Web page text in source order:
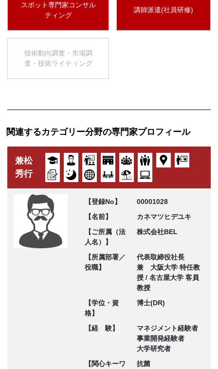
スポット専門家コンサル
ティング
講師派遣(社員研修)
技術動向調査・市場調
査・技術ライティング
関連するカテゴリー分野の専門家プロフィール
兼松
秀行
【登録No】
00001028
【名前】
カネマツヒデユキ
【ご所属（法
人名）】
株式会社BEL
【所属部署／
役職】
代表取締役社長
兼 大阪大学 特任教
授 / 名古屋大学 客員
教授
【学位・資
格】
博士(DR)
【経 験】
マネジメント経験者
事業開発経験者
大学研究者
【関心キーワ
抗菌